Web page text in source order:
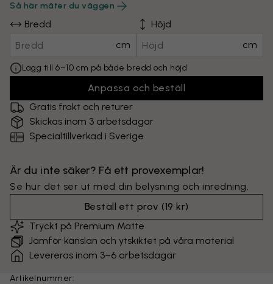
Så här mäter du väggen
Bredd
cm
Höjd
cm
Lägg till 6–10 cm på både bredd och höjd
Anpassa och beställ
Gratis frakt och returer
Skickas inom 3 arbetsdagar
Specialtillverkad i Sverige
Är du inte säker? Få ett provexemplar!
Se hur det ser ut med din belysning och inredning.
Beställ ett prov (19 kr)
Tryckt på Premium Matte
Jämför känslan och ytskiktet på våra material
Levereras inom 3–6 arbetsdagar
Artikelnummer: